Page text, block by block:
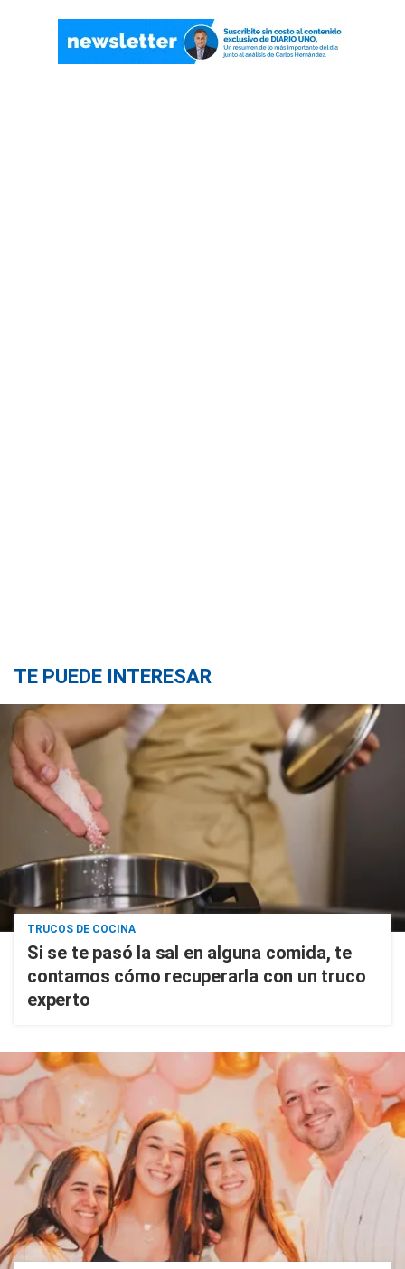
TE PUEDE INTERESAR
TRUCOS DE COCINA
Si se te pasó la sal en alguna comida, te
contamos cómo recuperarla con un truco
experto